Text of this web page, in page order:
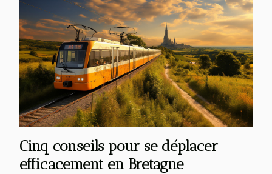
Cinq conseils pour se déplacer
efficacement en Bretagne